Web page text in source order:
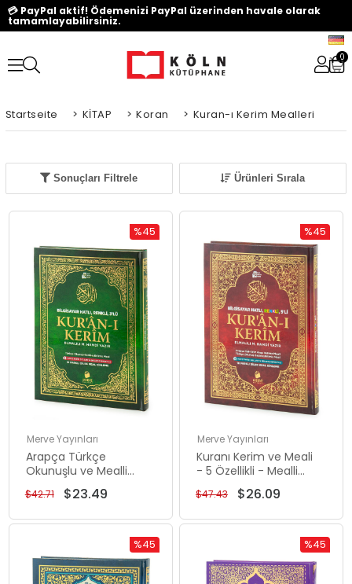
💳 PayPal aktif! Ödemenizi PayPal üzerinden havale olarak
tamamlayabilirsiniz.
0
Startseite > KİTAP > Koran > Kuran-ı Kerim Mealleri
Sonuçları Filtrele Ürünleri Sırala
Merve Yayınları
Arapça Türkçe
Okunuşlu ve Mealli
Kuranı Kerim - Üçlü
Kuran - Rahle Boy -
Yayınları
$23.49
$42.71
%45
Rabatt
%45Rabatt
Merve Yayınları
Kuranı Kerim ve Meali
- 5 Özellikli - Mealli
Kuran - Rahle Boy -
Bordo Renk - Merve
$26.09
$47.43
%45
Rabatt
%45
Rabatt
%45Rabatt
%45
Rabatt